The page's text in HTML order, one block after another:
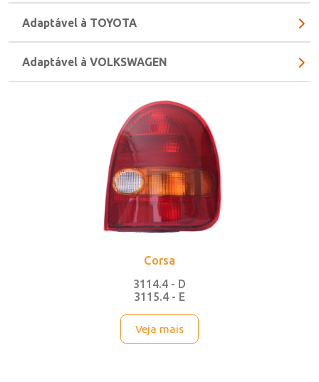
Adaptável à TOYOTA
Adaptável à VOLKSWAGEN
3114.4 - D
3115.4 - E
Veja mais